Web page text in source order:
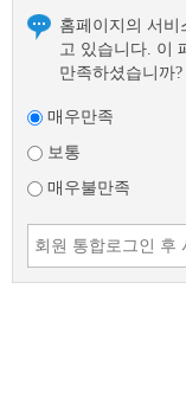
홈페이지의 서
고 있습니다. 이
만족하셨습니까?
매우만족
보통
매우불만족